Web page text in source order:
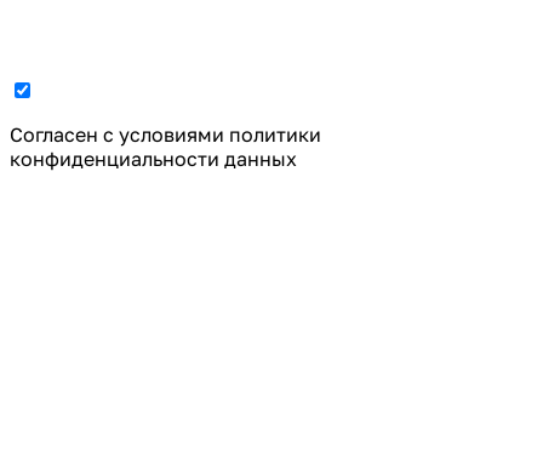
Cогласен с условиями политики
конфиденциальности данных